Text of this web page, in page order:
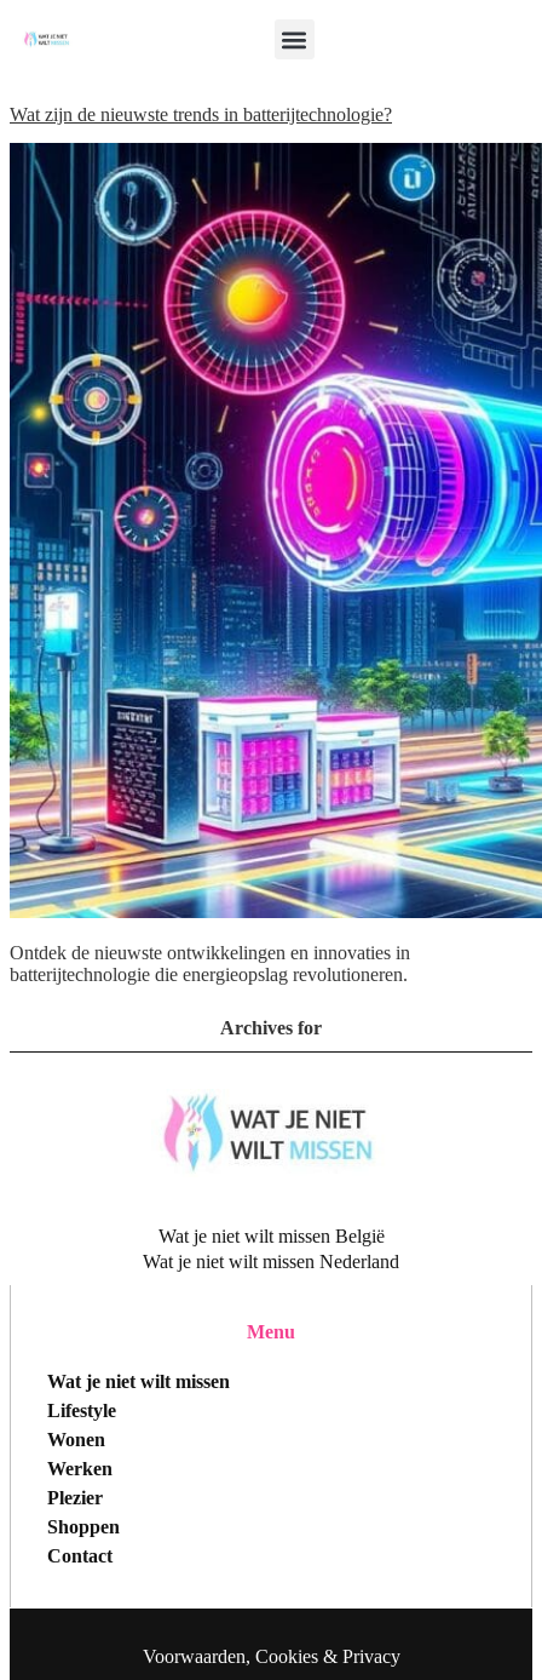
Wat zijn de nieuwste trends in batterijtechnologie?
Ontdek de nieuwste ontwikkelingen en innovaties in
batterijtechnologie die energieopslag revolutioneren.
Archives for
Wat je niet wilt missen België
Wat je niet wilt missen Nederland
Menu
Wat je niet wilt missen
Lifestyle
Wonen
Werken
Plezier
Shoppen
Contact
Voorwaarden, Cookies & Privacy